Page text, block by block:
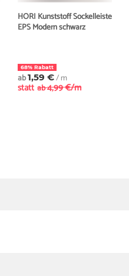
HORI Kunststoff Sockelleiste
EPS Modern schwarz
68% Rabatt
ab1,59 €/ m
statt ab4,99 €/m